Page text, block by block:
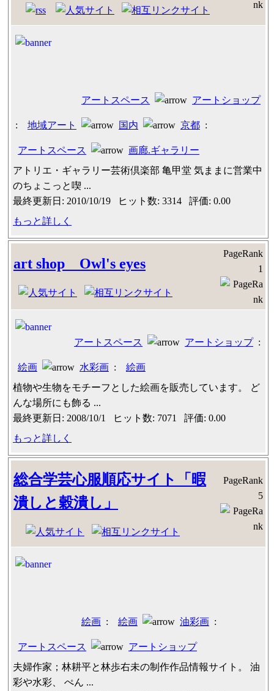
アートスペース アートショップ
: 地域アート 国内 京都 :
アートスペース
画廊.ギャラリー
アトリエ・ギャラリー芸術倶楽部 亀甲堂 気ままに営業中
のちょこっと喫 ...
最終更新日: 2010/10/19 ヒット数: 3314 評価: 0.00
もっと詳しく
art shop Owl's eyes
PageRank
1
アートスペース アートショップ:
絵画 水彩画 :
絵画
植物や生物をモチーフとした絵画を販売しています。 ど
んな場所にも飾る ...
最終更新日: 2008/10/1 ヒット数: 7071 評価: 0.00
もっと詳しく
総合学芸心服順応サイト「暇
潰しと穀潰し」
PageRank
5
絵画 : 絵画 油彩画 :
アートスペース
アートショップ
夫婦作家；林耕平と林歩右未の制作作品情報サイト。 油
彩や水彩、 ぺん ...